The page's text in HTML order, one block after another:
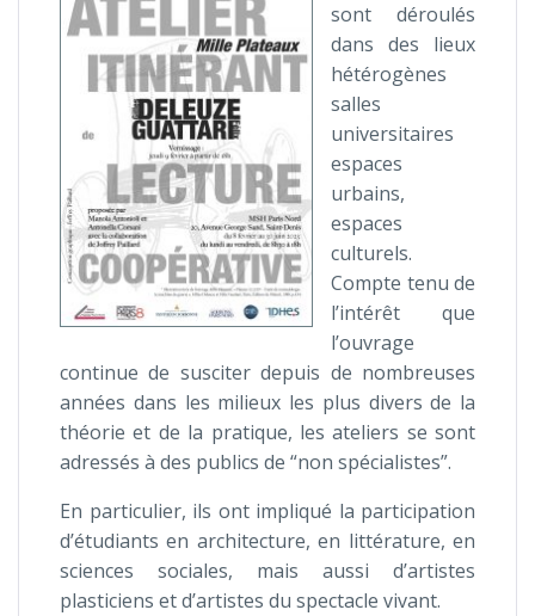
sont déroulés
dans des lieux
hétérogènes
salles
universitaires
espaces
urbains,
espaces
culturels.
Compte tenu de
l’intérêt que
l’ouvrage
continue de susciter depuis de nombreuses
années dans les milieux les plus divers de la
théorie et de la pratique, les ateliers se sont
adressés à des publics de “non spécialistes”.
En particulier, ils ont impliqué la participation
d’étudiants en architecture, en littérature, en
sciences sociales, mais aussi d’artistes
plasticiens et d’artistes du spectacle vivant.